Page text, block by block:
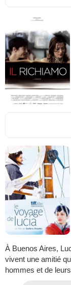
À Buenos Aires,
vivent une amitié
hommes et de